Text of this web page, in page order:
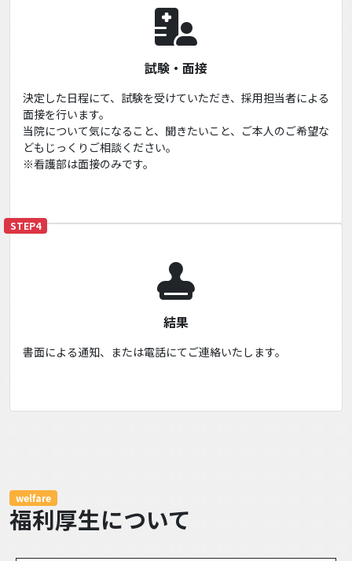
試験・面接
決定した日程にて、試験を受けていただき、採用担当者による
面接を行います。
当院について気になること、聞きたいこと、ご本人のご希望な
どもじっくりご相談ください。
※看護部は面接のみです。
STEP4
結果
書面による通知、または電話にてご連絡いたします。
welfare
福利厚生について